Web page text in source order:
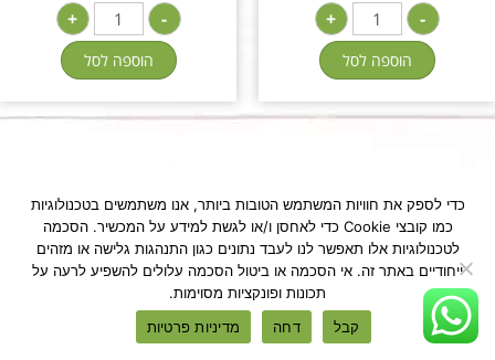
-
+
הוספה לסל
-
+
הוספה לסל
כדי לספק את חוויות המשתמש הטובות ביותר, אנו משתמשים בטכנולוגיות
כמו קובצי Cookie כדי לאחסן ו/או לגשת למידע על המכשיר. הסכמה
לטכנולוגיות אלו תאפשר לנו לעבד נתונים כגון התנהגות גלישה או מזהים
ייחודיים באתר זה. אי הסכמה או ביטול הסכמה עלולים להשפיע לרעה על
תכונות ופונקציות מסוימות.
קבל
דחה מדיניות פרטיות